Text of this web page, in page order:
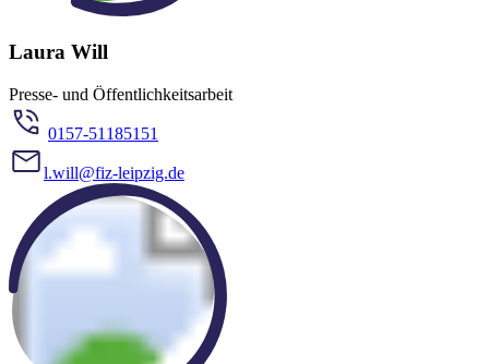
Laura Will
Presse- und Öffentlichkeitsarbeit
0157-51185151
l.will@fiz-leipzig.de